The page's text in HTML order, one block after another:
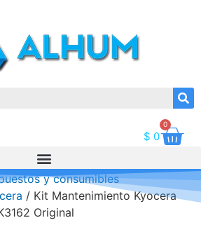
$ 0
0
y consumibles
/ Kit Mantenimiento Kyocera
Original